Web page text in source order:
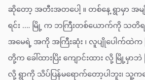
ဆိုတော့ အတီးအတပေါ့ ။ တစ်နေ့ ရွာမှာ အမျို
ရင်း …. မြို့ က ဘကြီးတစ်ယောက်ကို သတိရ
အမေရဲ့ အကို အကြီးဆုံး ၊ လူပျိုပေါက်ထဲက မ
တို့က ခေါ်ထားပြိး ကျောင်းထား လို့ မြို့မှာဘဲ
လို့ ရွာကို သိပ်ပြန်မရောက်တော့ပါဘူး၊ သူ့